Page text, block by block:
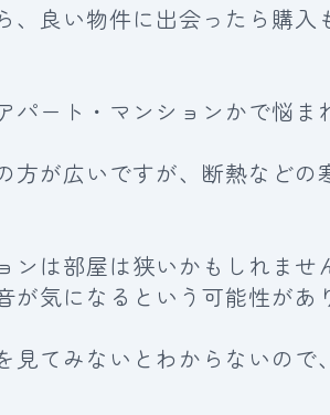
、良い物件に出会ったら購入
ート・マンションかで悩ま
方が広いですが、断熱などの
ンは部屋は狭いかもしれませ
が気になるという可能性があ
見てみないとわからないので